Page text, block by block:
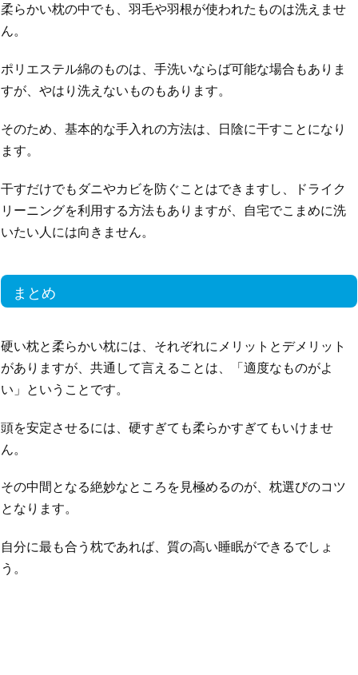
柔らかい枕の中でも、羽毛や羽根が使われたものは洗えませ
ん。
ポリエステル綿のものは、手洗いならば可能な場合もありま
すが、やはり洗えないものもあります。
そのため、基本的な手入れの方法は、日陰に干すことになり
ます。
干すだけでもダニやカビを防ぐことはできますし、ドライク
リーニングを利用する方法もありますが、自宅でこまめに洗
いたい人には向きません。
まとめ
硬い枕と柔らかい枕には、それぞれにメリットとデメリット
がありますが、共通して言えることは、「適度なものがよ
い」ということです。
頭を安定させるには、硬すぎても柔らかすぎてもいけませ
ん。
その中間となる絶妙なところを見極めるのが、枕選びのコツ
となります。
自分に最も合う枕であれば、質の高い睡眠ができるでしょ
う。